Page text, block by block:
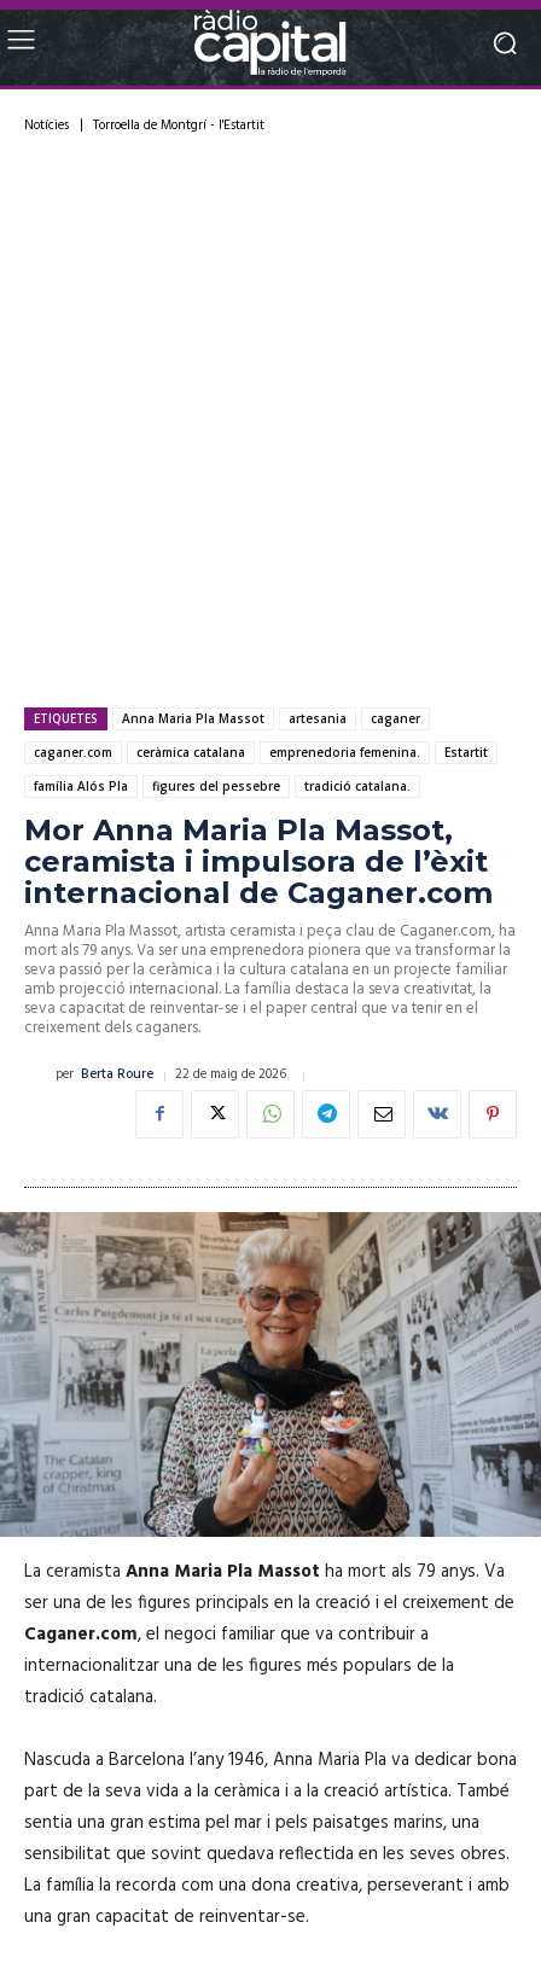
Notícies Torroella de Montgrí - l'Estartit
ETIQUETES Anna Maria Pla Massot artesania
caganer
caganer.com
ceràmica catalana emprenedoria femenina.
Estartit
família Alós Pla
figures del pessebre tradició catalana.
Mor Anna Maria Pla Massot,
ceramista i impulsora de l’èxit
internacional de Caganer.com
Anna Maria Pla Massot, artista ceramista i peça clau de Caganer.com, ha
mort als 79 anys. Va ser una emprenedora pionera que va transformar la
seva passió per la ceràmica i la cultura catalana en un projecte familiar
amb projecció internacional. La família destaca la seva creativitat, la
seva capacitat de reinventar-se i el paper central que va tenir en el
creixement dels caganers.
per Berta Roure 22 de maig de 2026
La ceramista Anna Maria Pla Massot ha mort als 79 anys. Va
ser una de les figures principals en la creació i el creixement de
Caganer.com, el negoci familiar que va contribuir a
internacionalitzar una de les figures més populars de la
tradició catalana.
Nascuda a Barcelona l’any 1946, Anna Maria Pla va dedicar bona
part de la seva vida a la ceràmica i a la creació artística. També
sentia una gran estima pel mar i pels paisatges marins, una
sensibilitat que sovint quedava reflectida en les seves obres.
La família la recorda com una dona creativa, perseverant i amb
una gran capacitat de reinventar-se.